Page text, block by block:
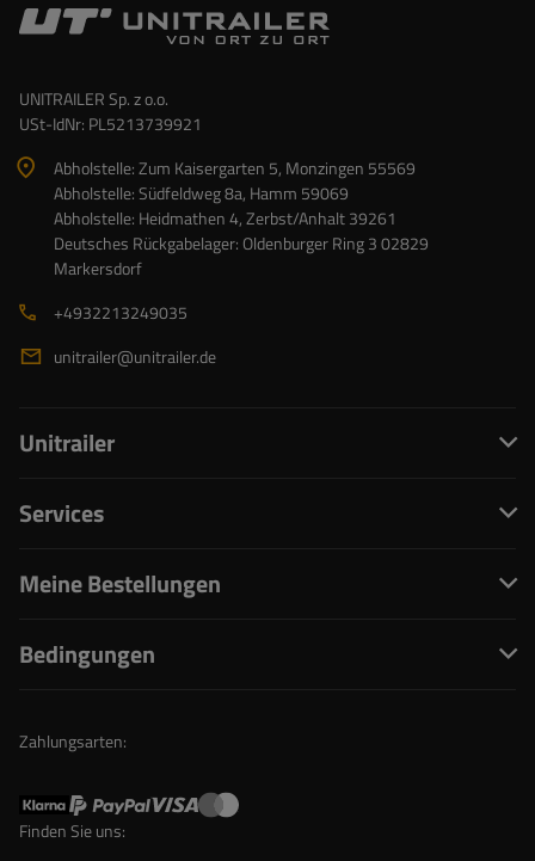
UNITRAILER Sp. z o.o.
USt-IdNr: PL5213739921
Abholstelle: Zum Kaisergarten 5, Monzingen 55569
Abholstelle: Südfeldweg 8a, Hamm 59069
Abholstelle: Heidmathen 4, Zerbst/Anhalt 39261
Deutsches Rückgabelager: Oldenburger Ring 3 02829
Markersdorf
+4932213249035
unitrailer@unitrailer.de
Unitrailer
Services
Meine Bestellungen
Bedingungen
Zahlungsarten:
Finden Sie uns: